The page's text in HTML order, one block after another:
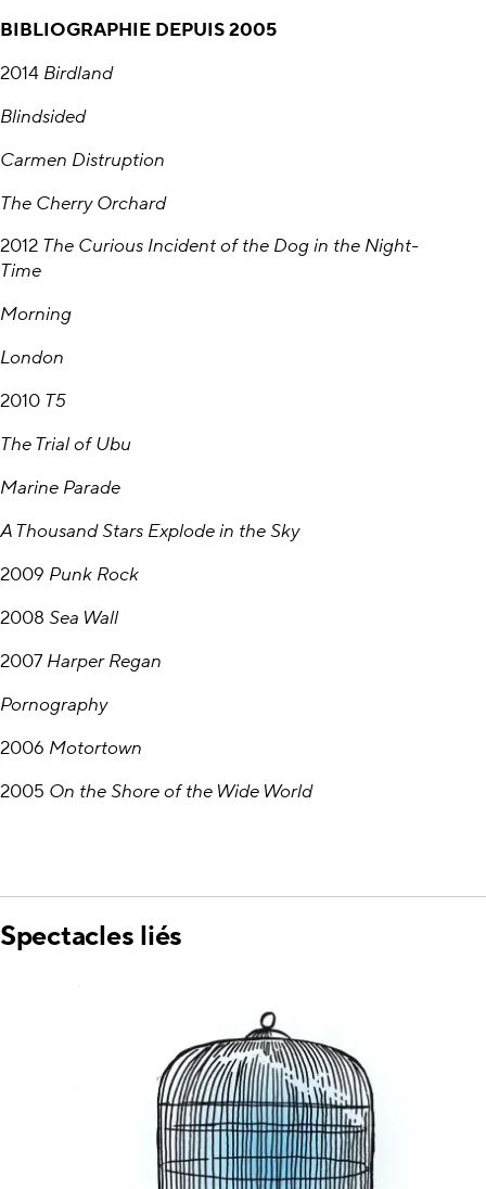
BIBLIOGRAPHIE DEPUIS 2005
2014 Birdland
Blindsided
Carmen Distruption
The Cherry Orchard
2012 The Curious Incident of the Dog in the Night-
Time
Morning
London
2010 T5
The Trial of Ubu
Marine Parade
A Thousand Stars Explode in the Sky
2009 Punk Rock
2008 Sea Wall
2007 Harper Regan
Pornography
2006 Motortown
2005 On the Shore of the Wide World
Spectacles liés